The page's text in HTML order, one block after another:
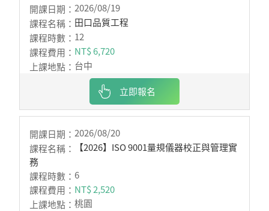
2026/08/19
田口品質工程
12
NT$ 6,720
台中
立即報名
2026/08/20
【2026】ISO 9001量規儀器校正與管理實
務
6
NT$ 2,520
桃園